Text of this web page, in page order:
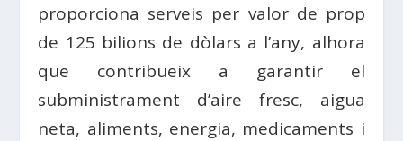
proporciona serveis per valor de prop
de 125 bilions de dòlars a l’any, alhora
que contribueix a garantir el
subministrament d’aire fresc, aigua
neta, aliments, energia, medicaments i